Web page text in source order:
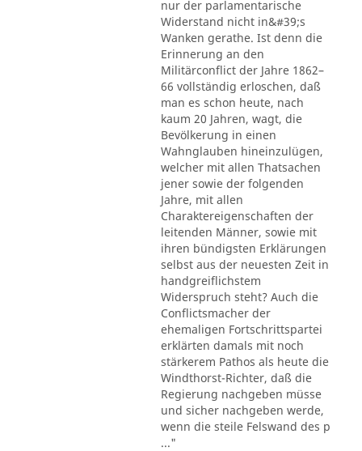
nur der parlamentarische
Widerstand nicht in&#39;s
Wanken gerathe. Ist denn die
Erinnerung an den
Militärconflict der Jahre 1862–
66 vollständig erloschen, daß
man es schon heute, nach
kaum 20 Jahren, wagt, die
Bevölkerung in einen
Wahnglauben hineinzulügen,
welcher mit allen Thatsachen
jener sowie der folgenden
Jahre, mit allen
Charaktereigenschaften der
leitenden Männer, sowie mit
ihren bündigsten Erklärungen
selbst aus der neuesten Zeit in
handgreiflichstem
Widerspruch steht? Auch die
Conflictsmacher der
ehemaligen Fortschrittspartei
erklärten damals mit noch
stärkerem Pathos als heute die
Windthorst-Richter, daß die
Regierung nachgeben müsse
und sicher nachgeben werde,
wenn die steile Felswand des p
..."